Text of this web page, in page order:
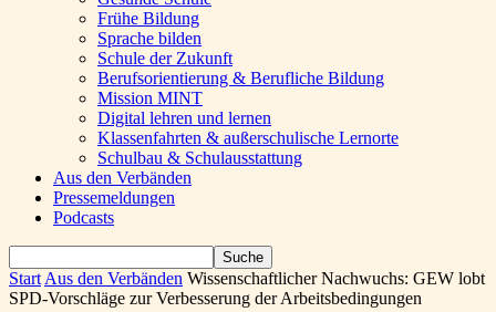
Frühe Bildung
Sprache bilden
Schule der Zukunft
Berufsorientierung & Berufliche Bildung
Mission MINT
Digital lehren und lernen
Klassenfahrten & außerschulische Lernorte
Schulbau & Schulausstattung
Aus den Verbänden
Pressemeldungen
Podcasts
Start Aus den Verbänden Wissenschaftlicher Nachwuchs: GEW lobt
SPD-Vorschläge zur Verbesserung der Arbeitsbedingungen